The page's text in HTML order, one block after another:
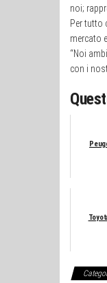
noi;
Per tutto
mercato
“Noi
con i